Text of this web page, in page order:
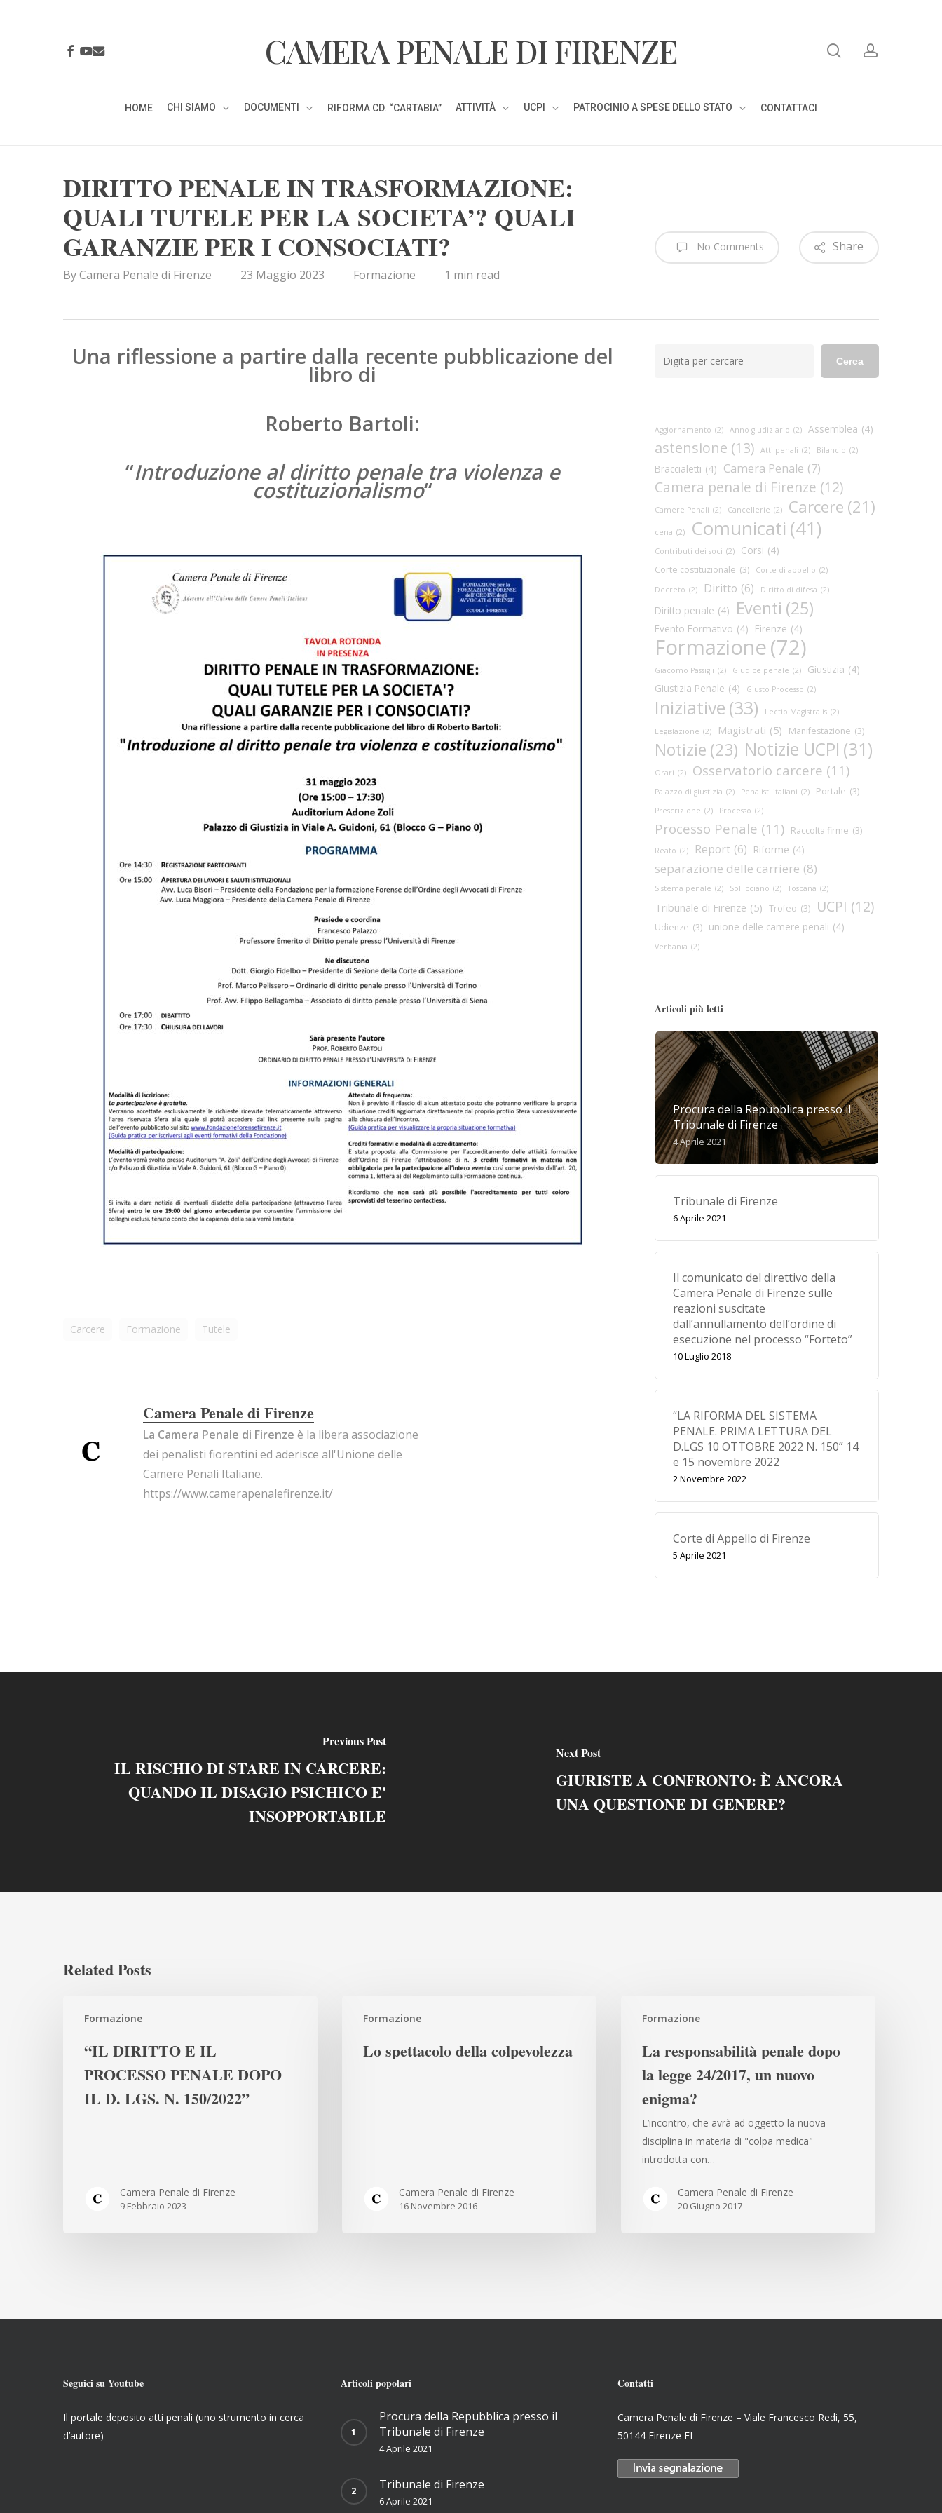
Hit enter to search or ESC to close
CAMERA PENALE DI FIRENZE
FACEBOOK
YOUTUBE
EMAIL
HOME CHI SIAMO DOCUMENTI RIFORMA CD. “CARTABIA” ATTIVITÀ UCPI PATROCINIO A SPESE DELLO STATO CONTATTACI
DIRITTO PENALE IN TRASFORMAZIONE:
QUALI TUTELE PER LA SOCIETA’? QUALI
GARANZIE PER I CONSOCIATI?
ByCamera Penale di Firenze 23 Maggio 2023 Formazione 1 min read
No Comments Share
Una riflessione a partire dalla recente pubblicazione del
libro di
Roberto Bartoli:
“Introduzione al diritto penale tra violenza e
costituzionalismo“
Carcere Formazione Tutele
Camera Penale di Firenze
La Camera Penale di Firenze è la libera associazione
dei penalisti fiorentini ed aderisce all'Unione delle
Camere Penali Italiane.
https://www.camerapenalefirenze.it/
Cerca
Aggiornamento (2) Anno giudiziario (2) Assemblea (4)
astensione (13) Atti penali (2) Bilancio (2)
Braccialetti (4) Camera Penale (7)
Camera penale di Firenze (12)
Camere Penali (2) Cancellerie (2) Carcere (21)
cena (2) Comunicati (41)
Contributi dei soci (2) Corsi (4)
Corte costituzionale (3) Corte di appello (2)
Decreto (2) Diritto (6) Diritto di difesa (2)
Diritto penale (4) Eventi (25)
Evento Formativo (4) Firenze (4)
Formazione(72)
Giacomo Passigli (2) Giudice penale (2) Giustizia (4)
Giustizia Penale (4) Giusto Processo (2)
Iniziative (33) Lectio Magistralis (2)
Legislazione (2) Magistrati (5) Manifestazione (3)
Notizie (23) Notizie UCPI (31)
Orari (2) Osservatorio carcere (11)
Palazzo di giustizia (2) Penalisti italiani (2) Portale (3)
Prescrizione (2) Processo (2)
Processo Penale (11) Raccolta firme (3)
Reato (2) Report (6) Riforme (4)
separazione delle carriere (8)
Sistema penale (2) Sollicciano (2) Toscana (2)
Tribunale di Firenze (5) Trofeo (3) UCPI (12)
Udienze (3) unione delle camere penali (4)
Verbania (2)
Articoli più letti
Procura della Repubblica presso il
Tribunale di Firenze
4 Aprile 2021
Tribunale di Firenze
6 Aprile 2021
Il comunicato del direttivo della
Camera Penale di Firenze sulle
reazioni suscitate
dall’annullamento dell’ordine di
esecuzione nel processo “Forteto”
10 Luglio 2018
“LA RIFORMA DEL SISTEMA
PENALE. PRIMA LETTURA DEL
D.LGS 10 OTTOBRE 2022 N. 150” 14
e 15 novembre 2022
2 Novembre 2022
Corte di Appello di Firenze
5 Aprile 2021
Previous Post
IL RISCHIO DI STARE IN CARCERE:
QUANDO IL DISAGIO PSICHICO E'
INSOPPORTABILE
Next Post
GIURISTE A CONFRONTO: È ANCORA
UNA QUESTIONE DI GENERE?
Related Posts
Formazione
DIRITTO
PROCESSO
PENALE
150/2022”
“IL DIRITTO E IL
PROCESSO PENALE DOPO
IL D. LGS. N. 150/2022”
Camera Penale di Firenze
9 Febbraio 2023
Formazione
spettacolo
colpevolezza
Lo spettacolo della colpevolezza
Camera Penale di Firenze
16 Novembre 2016
Formazione
responsabilità
dopo
legge
La responsabilità penale dopo
la legge 24/2017, un nuovo
enigma?
L’incontro, che avrà ad oggetto la nuova
disciplina in materia di "colpa medica"
introdotta con…
Camera Penale di Firenze
20 Giugno 2017
Seguici su Youtube
Il portale deposito atti penali (uno strumento in cerca
d’autore)
Articoli popolari
Procura della Repubblica presso il
Tribunale di Firenze
4 Aprile 2021
Tribunale di Firenze
6 Aprile 2021
Contatti
Camera Penale di Firenze – Viale Francesco Redi, 55,
50144 Firenze FI